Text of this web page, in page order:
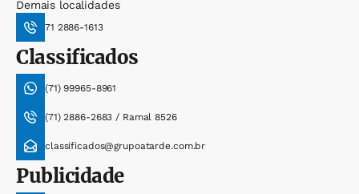
Demais localidades
71 2886-1613
Classificados
(71) 99965-8961
(71) 2886-2683 / Ramal 8526
classificados@grupoatarde.com.br
Publicidade